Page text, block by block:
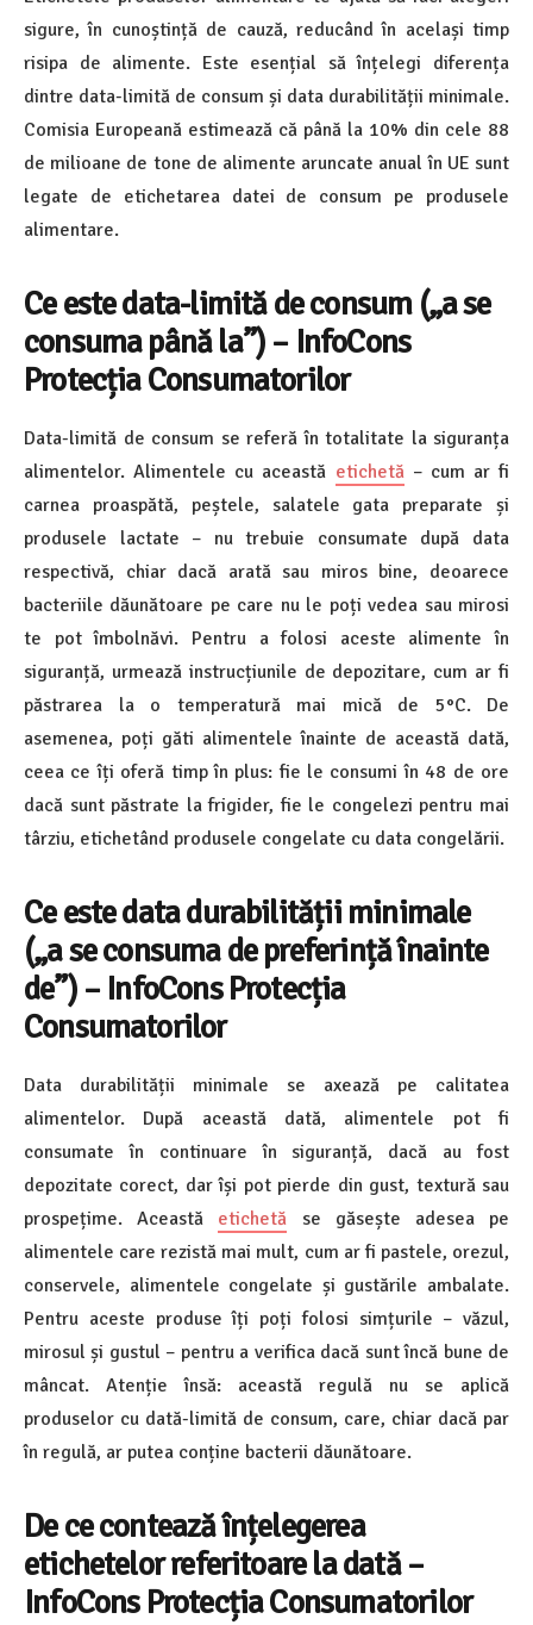
sigure, în cunoștință de cauză, reducând în același timp
risipa de alimente. Este esențial să înțelegi diferența
dintre data-limită de consum și data durabilității minimale.
Comisia Europeană estimează că până la 10% din cele 88
de milioane de tone de alimente aruncate anual în UE sunt
legate de etichetarea datei de consum pe produsele
alimentare.
Ce este data-limită de consum („a se
consuma până la”) – InfoCons
Protecția Consumatorilor
Data-limită de consum se referă în totalitate la siguranța
alimentelor. Alimentele cu această etichetă– cum ar fi
carnea proaspătă, peștele, salatele gata preparate și
produsele lactate – nu trebuie consumate după data
respectivă, chiar dacă arată sau miros bine, deoarece
bacteriile dăunătoare pe care nu le poți vedea sau mirosi
te pot îmbolnăvi. Pentru a folosi aceste alimente în
siguranță, urmează instrucțiunile de depozitare, cum ar fi
păstrarea la o temperatură mai mică de 5°C. De
asemenea, poți găti alimentele înainte de această dată,
ceea ce îți oferă timp în plus: fie le consumi în 48 de ore
dacă sunt păstrate la frigider, fie le congelezi pentru mai
târziu, etichetând produsele congelate cu data congelării.
Ce este data durabilității minimale
(„a se consuma de preferință înainte
de”) – InfoCons Protecția
Consumatorilor
Data durabilității minimale se axează pe calitatea
alimentelor. După această dată, alimentele pot fi
consumate în continuare în siguranță, dacă au fost
depozitate corect, dar își pot pierde din gust, textură sau
prospețime. Această etichetă se găsește adesea pe
alimentele care rezistă mai mult, cum ar fi pastele, orezul,
conservele, alimentele congelate și gustările ambalate.
Pentru aceste produse îți poți folosi simțurile – văzul,
mirosul și gustul – pentru a verifica dacă sunt încă bune de
mâncat. Atenție însă: această regulă nu se aplică
produselor cu dată-limită de consum, care, chiar dacă par
în regulă, ar putea conține bacterii dăunătoare.
De ce contează înțelegerea
etichetelor referitoare la dată –
InfoCons Protecția Consumatorilor